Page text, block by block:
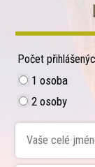
Počet
1 osoba
2 osoby